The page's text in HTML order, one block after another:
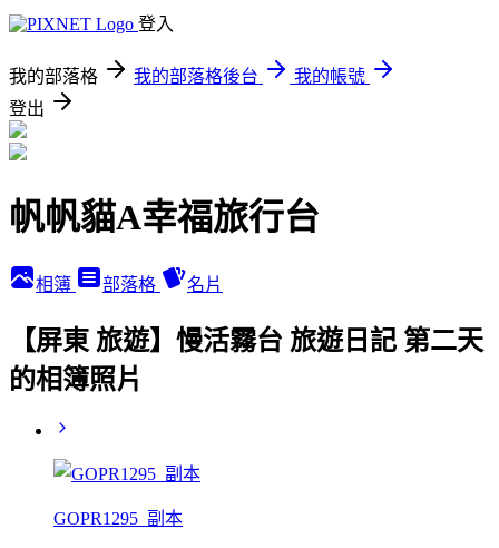
登入
我的部落格 我的部落格後台
我的帳號
登出
帆帆貓A幸福旅行台
相簿 部落格 名片
【屏東 旅遊】慢活霧台 旅遊日記 第二天
的相簿照片
GOPR1295_副本